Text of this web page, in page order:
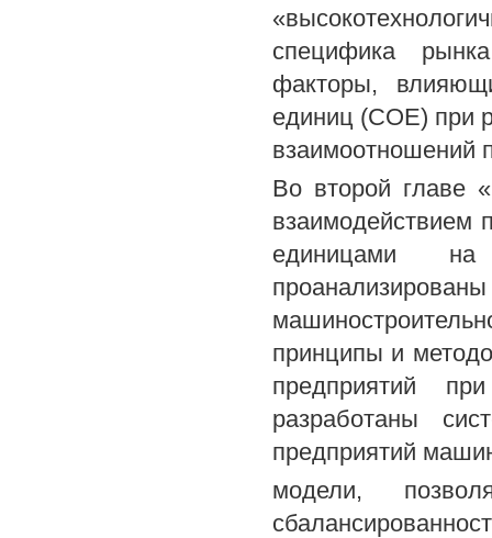
специфика
факторы,
единиц (СОЕ) при
взаимоотношений
Во второй главе
взаимодействием
единицами на
принципы и
предприятий
разработаны
предприятий
модели,